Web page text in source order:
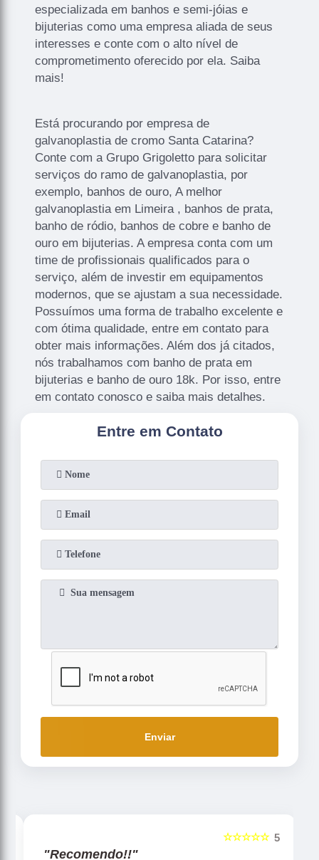
especializada em banhos e semi-jóias e
bijuterias como uma empresa aliada de seus
interesses e conte com o alto nível de
comprometimento oferecido por ela. Saiba
mais!
Está procurando por empresa de
galvanoplastia de cromo Santa Catarina?
Conte com a Grupo Grigoletto para solicitar
serviços do ramo de galvanoplastia, por
exemplo, banhos de ouro, A melhor
galvanoplastia em Limeira , banhos de prata,
banho de ródio, banhos de cobre e banho de
ouro em bijuterias. A empresa conta com um
time de profissionais qualificados para o
serviço, além de investir em equipamentos
modernos, que se ajustam a sua necessidade.
Possuímos uma forma de trabalho excelente e
com ótima qualidade, entre em contato para
obter mais informações. Além dos já citados,
nós trabalhamos com banho de prata em
bijuterias e banho de ouro 18k. Por isso, entre
em contato conosco e saiba mais detalhes.
Entre em Contato
Enviar
5
☆☆☆☆☆
"Recomendo!!"